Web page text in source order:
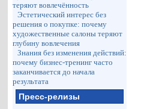
теряют вовлечённость
Эстетический интерес без
решения о покупке: почему
художественные салоны теряют
глубину вовлечения
Знания без изменения действий:
почему бизнес-тренинг часто
заканчивается до начала
результата
Пресс-релизы